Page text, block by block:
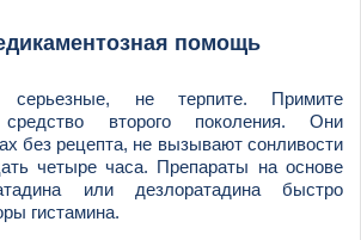
помощь
не терпите. Примите
средство второго поколения. Они
без рецепта, не вызывают сонливости
четыре часа. Препараты на основе
или дезлоратадина быстро
гистамина.